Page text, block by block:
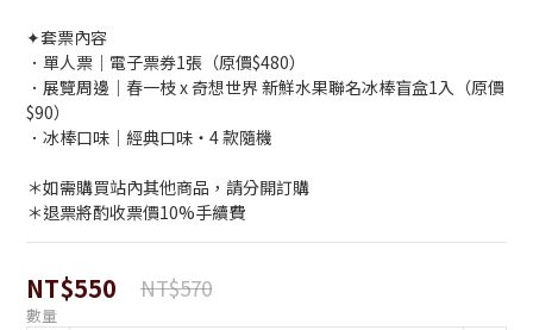
✦套票內容
．單人票｜電子票券1張（原價$480）
．展覽周邊｜春一枝 x 奇想世界 新鮮水果聯名冰棒盲盒1入（原價
$90）
．冰棒口味｜經典口味・4 款隨機
＊如需購買站內其他商品，請分開訂購
＊退票將酌收票價10%手續費
NT$550 NT$570
數量